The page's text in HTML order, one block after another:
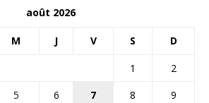
août 2026
M J V S D
1
2
5 6 7 8
9